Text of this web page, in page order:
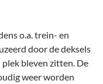
o.a. trein- en
door de deksels
bleven zitten. De
weer worden